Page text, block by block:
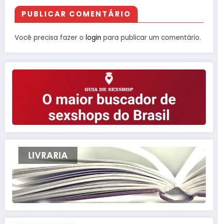
PUBLICAR COMENTÁRIO
Você precisa fazer o login para publicar um comentário.